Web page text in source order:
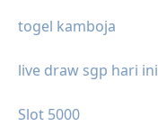
togel kamboja
live draw sgp hari ini
Slot 5000